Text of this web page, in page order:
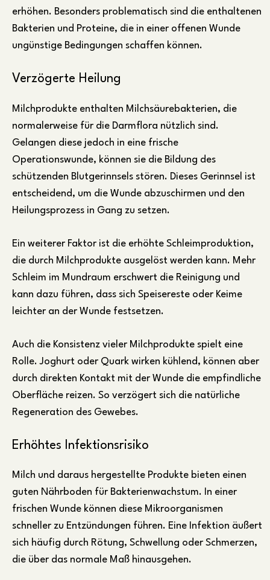
erhöhen. Besonders problematisch sind die enthaltenen
Bakterien und Proteine, die in einer offenen Wunde
ungünstige Bedingungen schaffen können.
Verzögerte Heilung
Milchprodukte enthalten Milchsäurebakterien, die
normalerweise für die Darmflora nützlich sind.
Gelangen diese jedoch in eine frische
Operationswunde, können sie die Bildung des
schützenden Blutgerinnsels stören. Dieses Gerinnsel ist
entscheidend, um die Wunde abzuschirmen und den
Heilungsprozess in Gang zu setzen.
Ein weiterer Faktor ist die erhöhte Schleimproduktion,
die durch Milchprodukte ausgelöst werden kann. Mehr
Schleim im Mundraum erschwert die Reinigung und
kann dazu führen, dass sich Speisereste oder Keime
leichter an der Wunde festsetzen.
Auch die Konsistenz vieler Milchprodukte spielt eine
Rolle. Joghurt oder Quark wirken kühlend, können aber
durch direkten Kontakt mit der Wunde die empfindliche
Oberfläche reizen. So verzögert sich die natürliche
Regeneration des Gewebes.
Erhöhtes Infektionsrisiko
Milch und daraus hergestellte Produkte bieten einen
guten Nährboden für Bakterienwachstum. In einer
frischen Wunde können diese Mikroorganismen
schneller zu Entzündungen führen. Eine Infektion äußert
sich häufig durch Rötung, Schwellung oder Schmerzen,
die über das normale Maß hinausgehen.